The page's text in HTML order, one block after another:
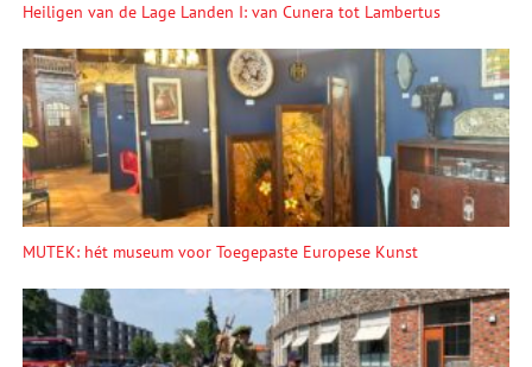
Heiligen van de Lage Landen I: van Cunera tot Lambertus
MUTEK: hét museum voor Toegepaste Europese Kunst